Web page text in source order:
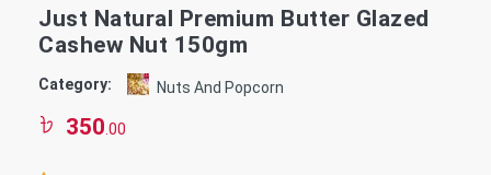
Just Natural Premium Butter Glazed
Cashew Nut 150gm
Category: Nuts And Popcorn
350.00